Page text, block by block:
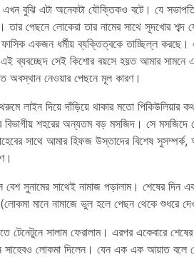
বুঝি এটা অনেকটা যৌক্তিকও বটে। যে সভাপতি
তার পেছনে লোকেরা তার নামের সাথে সূদখোর
একজন ধর্মীয় ব্যক্তিত্বকে তাচ্ছিল্ল
ব্যবচ্ছেদ সেই কিশোর বয়সে হয়ত আমার সামনে
অবস্থান নেওয়ার পেছনে মূল কারণ।
লাইন দিয়ে দাঁড়িয়ে থাকার মতো পিকিউলিয়ার
বিভাগীয় শহরের অন্যতম বড় মসজিদ। সে মসজিদে
সাথে আমার হিফজ উস্তাদের বিশেষ
বেশ সুনামের সাথেই নামাজ পড়ালাম। শেষের
মানে নামাজে ভুল হলে পেছন থেকে শুধরে
টেনেটুনে সালাম ফেরালাম। এরপর একেবারে
সাহেবও লোকমা দিলেন। যেন এক এক আয়াত বলে